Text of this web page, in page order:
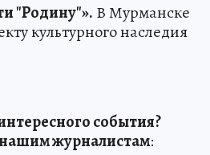
"Родину"». В Мурманске
культурного наследия
события?
журналистам: